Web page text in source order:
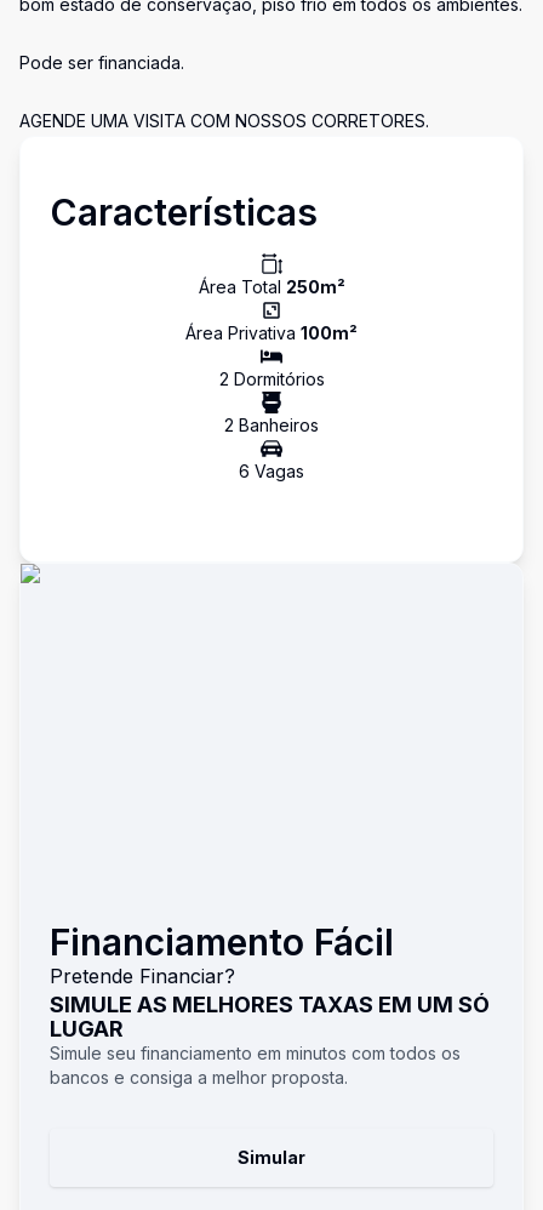
bom estado de conservação, piso frio em todos os ambientes.
Pode ser financiada.
AGENDE UMA VISITA COM NOSSOS CORRETORES.
Características
Área Total 250m²
Área Privativa 100m²
2 Dormitórios
2 Banheiros
6 Vagas
Financiamento Fácil
Pretende Financiar?
SIMULE AS MELHORES TAXAS EM UM SÓ
LUGAR
Simule seu financiamento em minutos com todos os
bancos e consiga a melhor proposta.
Simular